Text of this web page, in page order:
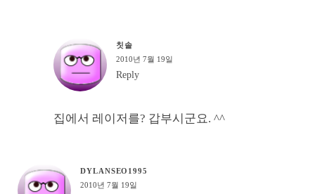
칫솔
2010년 7월 19일
Reply
집에서 레이저를? 갑부시군요. ^^
DYLANSEO1995
2010년 7월 19일